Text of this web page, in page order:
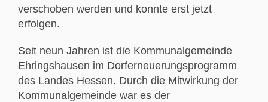
verschoben werden und konnte erst jetzt
erfolgen.
Seit neun Jahren ist die Kommunalgemeinde
Ehringshausen im Dorferneuerungsprogramm
des Landes Hessen. Durch die Mitwirkung der
Kommunalgemeinde war es der